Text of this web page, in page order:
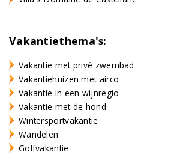
Vakantiethema's:
Vakantie met privé zwembad
Vakantiehuizen met airco
Vakantie in een wijnregio
Vakantie met de hond
Wintersportvakantie
Wandelen
Golfvakantie